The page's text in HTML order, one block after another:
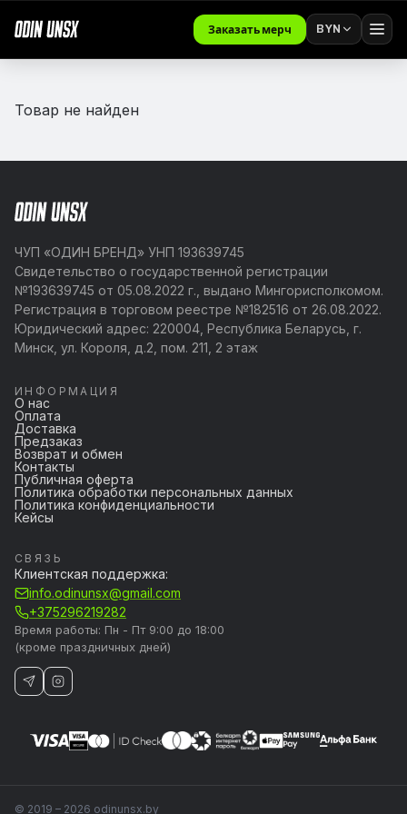
Заказать мерч BYN
Товар не найден
ЧУП «ОДИН БРЕНД» УНП 193639745
Свидетельство о государственной регистрации
№193639745 от 05.08.2022 г., выдано Мингорисполкомом.
Регистрация в торговом реестре №182516 от 26.08.2022.
Юридический адрес: 220004, Республика Беларусь, г.
Минск, ул. Короля, д.2, пом. 211, 2 этаж
ИНФОРМАЦИЯ
О нас
Оплата
Доставка
Предзаказ
Возврат и обмен
Контакты
Публичная оферта
Политика обработки персональных данных
Политика конфиденциальности
Кейсы
СВЯЗЬ
Клиентская поддержка:
info.odinunsx@gmail.com
+375296219282
Время работы: Пн - Пт 9:00 до 18:00
(кроме праздничных дней)
© 2019 – 2026 odinunsx.by